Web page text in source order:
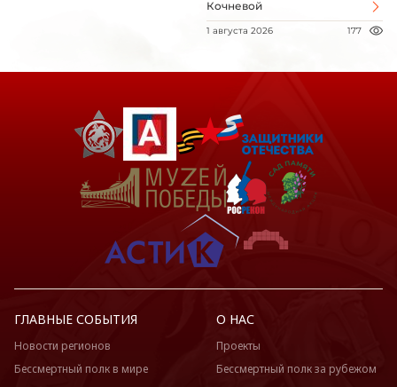
Кочневой
1 августа 2026 177
ГЛАВНЫЕ СОБЫТИЯ
Новости регионов
Бессмертный полк в мире
О НАС
Проекты
Бессмертный полк за рубежом